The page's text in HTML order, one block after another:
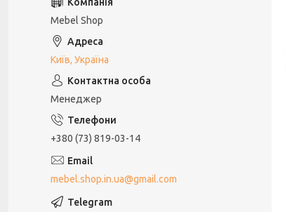
Mebel Shop
Київ, Україна
Менеджер
+380 (73) 819-03-14
mebel.shop.in.ua@gmail.com